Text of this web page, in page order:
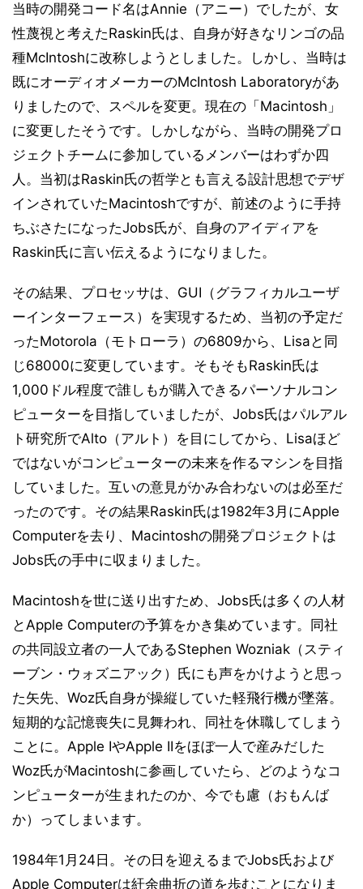
当時の開発コード名はAnnie（アニー）でしたが、女
性蔑視と考えたRaskin氏は、自身が好きなリンゴの品
種McIntoshに改称しようとしました。しかし、当時は
既にオーディオメーカーのMcIntosh Laboratoryがあ
りましたので、スペルを変更。現在の「Macintosh」
に変更したそうです。しかしながら、当時の開発プロ
ジェクトチームに参加しているメンバーはわずか四
人。当初はRaskin氏の哲学とも言える設計思想でデザ
インされていたMacintoshですが、前述のように手持
ちぶさたになったJobs氏が、自身のアイディアを
Raskin氏に言い伝えるようになりました。
その結果、プロセッサは、GUI（グラフィカルユーザ
ーインターフェース）を実現するため、当初の予定だ
ったMotorola（モトローラ）の6809から、Lisaと同
じ68000に変更しています。そもそもRaskin氏は
1,000ドル程度で誰しもが購入できるパーソナルコン
ピューターを目指していましたが、Jobs氏はパルアル
ト研究所でAlto（アルト）を目にしてから、Lisaほど
ではないがコンピューターの未来を作るマシンを目指
していました。互いの意見がかみ合わないのは必至だ
ったのです。その結果Raskin氏は1982年3月にApple
Computerを去り、Macintoshの開発プロジェクトは
Jobs氏の手中に収まりました。
Macintoshを世に送り出すため、Jobs氏は多くの人材
とApple Computerの予算をかき集めています。同社
の共同設立者の一人であるStephen Wozniak（スティ
ーブン・ウォズニアック）氏にも声をかけようと思っ
た矢先、Woz氏自身が操縦していた軽飛行機が墜落。
短期的な記憶喪失に見舞われ、同社を休職してしまう
ことに。Apple IやApple IIをほぼ一人で産みだした
Woz氏がMacintoshに参画していたら、どのようなコ
ンピューターが生まれたのか、今でも慮（おもんば
か）ってしまいます。
1984年1月24日。その日を迎えるまでJobs氏および
Apple Computerは紆余曲折の道を歩むことになりま